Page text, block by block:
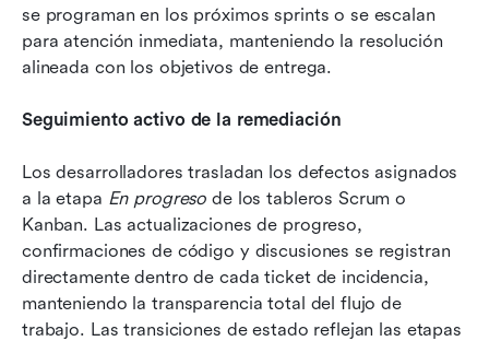
se programan en los próximos sprints o se escalan
para atención inmediata, manteniendo la resolución
alineada con los objetivos de entrega.
Seguimiento activo de la remediación
Los desarrolladores trasladan los defectos asignados
a la etapa En progreso de los tableros Scrum o
Kanban. Las actualizaciones de progreso,
confirmaciones de código y discusiones se registran
directamente dentro de cada ticket de incidencia,
manteniendo la transparencia total del flujo de
trabajo. Las transiciones de estado reflejan las etapas